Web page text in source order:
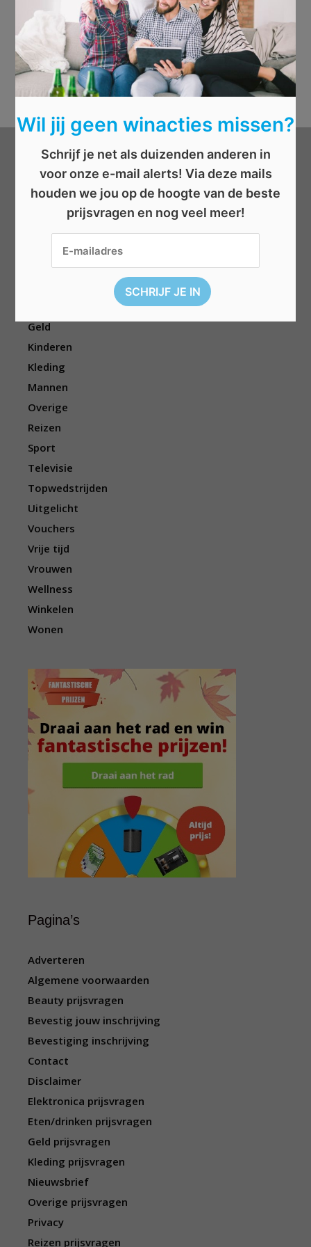
Categorieën
Cadeau
Dieren
Geld
Kinderen
Kleding
Mannen
Overige
Reizen
Sport
Televisie
Topwedstrijden
Uitgelicht
Vouchers
Vrije tijd
Vrouwen
Wellness
Winkelen
Wonen
Pagina’s
Adverteren
Algemene voorwaarden
Beauty prijsvragen
Bevestig jouw inschrijving
Bevestiging inschrijving
Contact
Disclaimer
Elektronica prijsvragen
Eten/drinken prijsvragen
Geld prijsvragen
Kleding prijsvragen
Nieuwsbrief
Overige prijsvragen
Privacy
Reizen prijsvragen
Wil jij geen winacties missen?
Schrijf je net als duizenden anderen in
voor onze e-mail alerts! Via deze mails
houden we jou op de hoogte van de beste
prijsvragen en nog veel meer!